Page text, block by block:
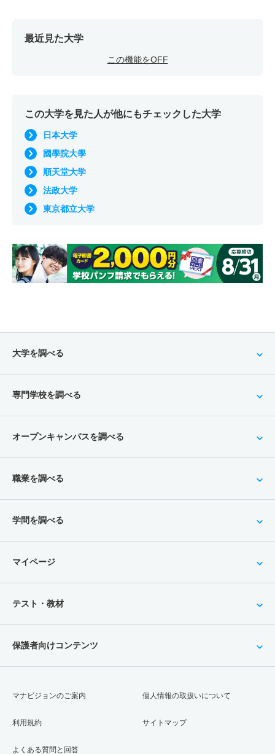
最近見た大学
この機能をOFF
この大学を見た人が他にもチェックした大学
日本大学
國學院大學
順天堂大学
法政大学
東京都立大学
大学を調べる
専門学校を調べる
オープンキャンパスを調べる
職業を調べる
学問を調べる
マイページ
テスト・教材
保護者向けコンテンツ
マナビジョンのご案内
利用規約
よくある質問と回答
個人情報の取扱いについて
サイトマップ